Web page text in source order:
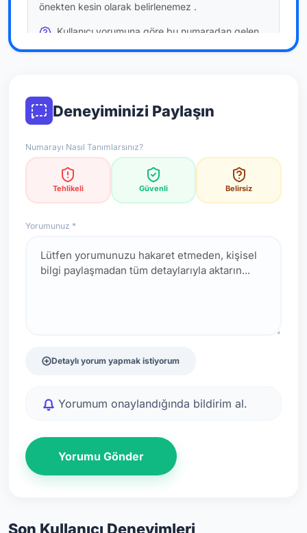
önekten kesin olarak belirlenemez .
Kullanıcı yorumuna göre bu numaradan gelen
çağrılaratemkinli yaklaşmanızönerilir; bu bir site
resmi doğrulama niteliği taşımaz.
*Not: Değerlendirmeler onaylı kullanıcı yorumlarına göre
güncellenir.
Deneyiminizi Paylaşın
Numarayı Nasıl Tanımlarsınız?
Tehlikeli Güvenli Belirsiz
Yorumunuz *
Detaylı yorum yapmak istiyorum
Yorumum onaylandığında bildirim al.
Yorumu Gönder
Son Kullanıcı Deneyimleri